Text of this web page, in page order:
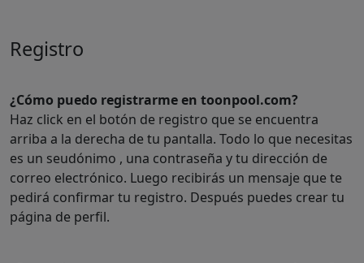
Registro
¿Cómo puedo registrarme en toonpool.com?
Haz click en el botón de registro que se encuentra
arriba a la derecha de tu pantalla. Todo lo que necesitas
es un seudónimo , una contraseña y tu dirección de
correo electrónico. Luego recibirás un mensaje que te
pedirá confirmar tu registro. Después puedes crear tu
página de perfil.